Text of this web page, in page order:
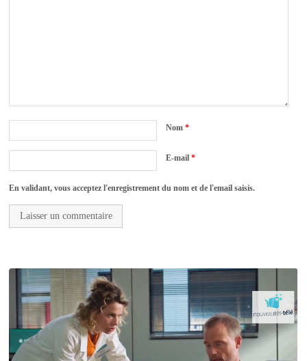
Nom*
E-mail*
En validant, vous acceptez l'enregistrement du nom et de l'email saisis.